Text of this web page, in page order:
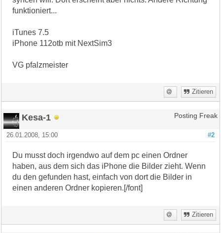
funktioniert...
iTunes 7.5
iPhone 112otb mit NextSim3
VG pfalzmeister
Zitieren
Kesa-1 Posting Freak
#2
26.01.2008, 15:00
Du musst doch irgendwo auf dem pc einen Ordner
haben, aus dem sich das iPhone die Bilder zieht. Wenn
du den gefunden hast, einfach von dort die Bilder in
einen anderen Ordner kopieren.[/font]
Zitieren